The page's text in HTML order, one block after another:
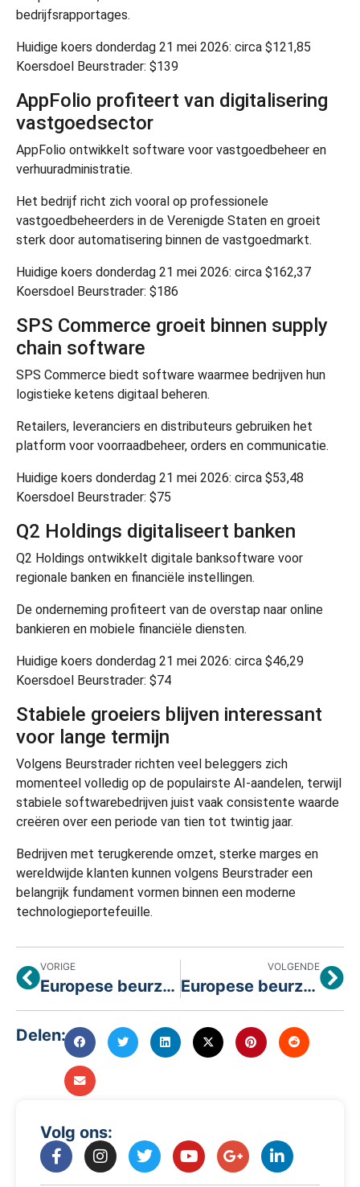
bedrijfsrapportages.
Huidige koers donderdag 21 mei 2026: circa $121,85
Koersdoel Beurstrader: $139
AppFolio profiteert van digitalisering
vastgoedsector
AppFolio ontwikkelt software voor vastgoedbeheer en
verhuuradministratie.
Het bedrijf richt zich vooral op professionele
vastgoedbeheerders in de Verenigde Staten en groeit
sterk door automatisering binnen de vastgoedmarkt.
Huidige koers donderdag 21 mei 2026: circa $162,37
Koersdoel Beurstrader: $186
SPS Commerce groeit binnen supply
chain software
SPS Commerce biedt software waarmee bedrijven hun
logistieke ketens digitaal beheren.
Retailers, leveranciers en distributeurs gebruiken het
platform voor voorraadbeheer, orders en communicatie.
Huidige koers donderdag 21 mei 2026: circa $53,48
Koersdoel Beurstrader: $75
Q2 Holdings digitaliseert banken
Q2 Holdings ontwikkelt digitale banksoftware voor
regionale banken en financiële instellingen.
De onderneming profiteert van de overstap naar online
bankieren en mobiele financiële diensten.
Huidige koers donderdag 21 mei 2026: circa $46,29
Koersdoel Beurstrader: $74
Stabiele groeiers blijven interessant
voor lange termijn
Volgens Beurstrader richten veel beleggers zich
momenteel volledig op de populairste AI-aandelen, terwijl
stabiele softwarebedrijven juist vaak consistente waarde
creëren over een periode van tien tot twintig jaar.
Bedrijven met terugkerende omzet, sterke marges en
wereldwijde klanten kunnen volgens Beurstrader een
belangrijk fundament vormen binnen een moderne
technologieportefeuille.
VORIGE
Europese beurzen openen hoger dankzij optimisme rond technologie en geopolitiek
VOLGENDE
Europese beurzen openen lager na twijfels over vredesdoorbraak
Delen:
Volg ons: